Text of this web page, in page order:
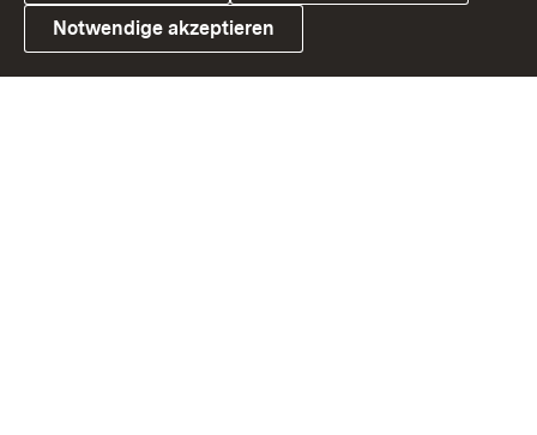
Link zum Landesportal
Notwendige akzeptieren